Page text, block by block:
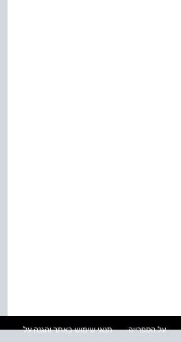
על הספרייה
תנאי שימוש באתר והגנה על